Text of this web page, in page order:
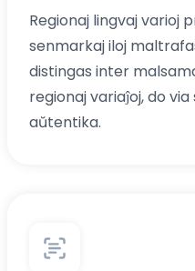
Regionaj lingvaj varioj
senmarkaj iloj
distingas inter
regionaj variaĵoj, do
aŭtentika.